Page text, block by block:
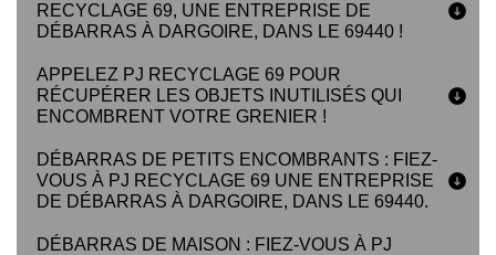
RECYCLAGE 69, UNE ENTREPRISE DE
DÉBARRAS À DARGOIRE, DANS LE 69440 !
APPELEZ PJ RECYCLAGE 69 POUR
RÉCUPÉRER LES OBJETS INUTILISÉS QUI
ENCOMBRENT VOTRE GRENIER !
DÉBARRAS DE PETITS ENCOMBRANTS : FIEZ-
VOUS À PJ RECYCLAGE 69 UNE ENTREPRISE
DE DÉBARRAS À DARGOIRE, DANS LE 69440.
DÉBARRAS DE MAISON : FIEZ-VOUS À PJ